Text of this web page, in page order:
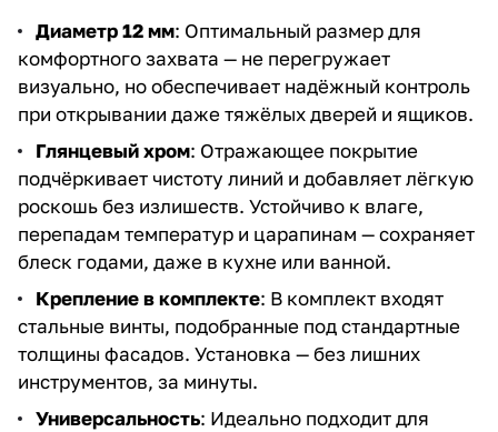
Диаметр 12 мм: Оптимальный размер для
комфортного захвата — не перегружает
визуально, но обеспечивает надёжный контроль
при открывании даже тяжёлых дверей и ящиков.
Глянцевый хром: Отражающее покрытие
подчёркивает чистоту линий и добавляет лёгкую
роскошь без излишеств. Устойчиво к влаге,
перепадам температур и царапинам — сохраняет
блеск годами, даже в кухне или ванной.
Крепление в комплекте: В комплект входят
стальные винты, подобранные под стандартные
толщины фасадов. Установка — без лишних
инструментов, за минуты.
Универсальность: Идеально подходит для